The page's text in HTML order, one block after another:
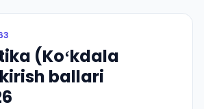
(Koʻkdala
ballari